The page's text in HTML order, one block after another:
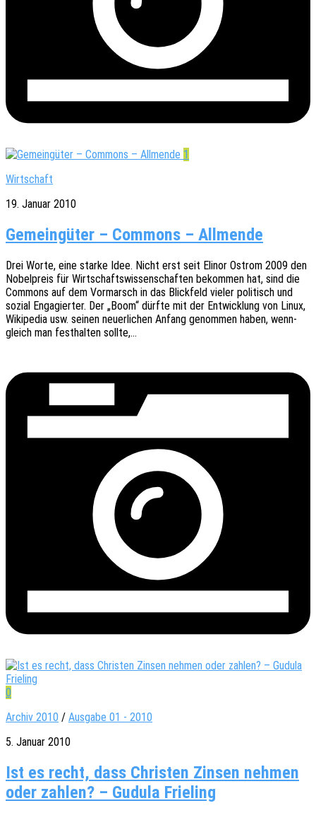
1
Wirtschaft
19. Januar 2010
Gemeingüter – Commons – Allmende
Drei Worte, eine starke Idee. Nicht erst seit Elinor Ostrom 2009 den
Nobel­preis für Wirt­schafts­wis­sen­schaf­ten bekom­men hat, sind die
Commons auf dem Vormarsch in das Blick­feld vieler poli­tisch und
sozial Enga­gier­ter. Der „Boom“ dürfte mit der Entwick­lung von Linux,
Wiki­pe­dia usw. seinen neuer­li­chen Anfang genom­men haben, wenn­
gleich man fest­hal­ten sollte,…
0
Archiv 2010 / Ausgabe 01 - 2010
5. Januar 2010
Ist es recht, dass Christen Zinsen nehmen
oder zahlen? – Gudula Frieling